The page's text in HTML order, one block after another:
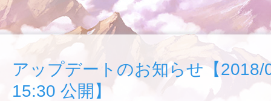
アップデートのお知らせ【2018/
15:30 公開】